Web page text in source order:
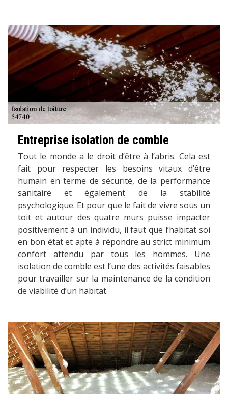
Entreprise isolation de comble
Tout le monde a le droit d’être à l’abris. Cela est
fait pour respecter les besoins vitaux d’être
humain en terme de sécurité, de la performance
sanitaire et également de la stabilité
psychologique. Et pour que le fait de vivre sous un
toit et autour des quatre murs puisse impacter
positivement à un individu, il faut que l’habitat soi
en bon état et apte à répondre au strict minimum
confort attendu par tous les hommes. Une
isolation de comble est l’une des activités faisables
pour travailler sur la maintenance de la condition
de viabilité d’un habitat.